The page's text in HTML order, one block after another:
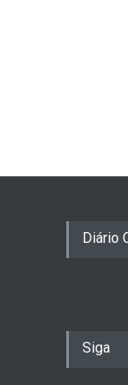
Diário
Siga